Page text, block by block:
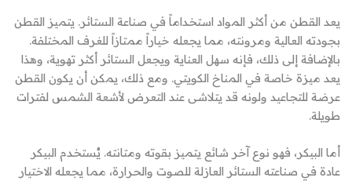
يعد القطن من أكثر المواد استخداماً في صناعة الستائر. يتميز القطن
بجودته العالية ومرونته، مما يجعله خياراً ممتازاً للغرف المختلفة.
بالإضافة إلى ذلك، فإنه سهل العناية ويجعل الستائر أكثر تهوية، وهذا
يعد ميزة خاصة في المناخ الكويتي. ومع ذلك، يمكن أن يكون القطن
عرضة للتجاعيد ولونه قد يتلاشى عند التعرض لأشعة الشمس لفترات
طويلة.
أما البيكر، فهو نوع آخر شائع يتميز بقوته ومتانته. يُستخدم البيكر
عادة في صناعته الستائر العازلة للصوت والحرارة، مما يجعله الاختيار